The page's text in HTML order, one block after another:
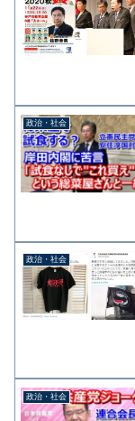
政治・社会
政治・社会
政治・社会